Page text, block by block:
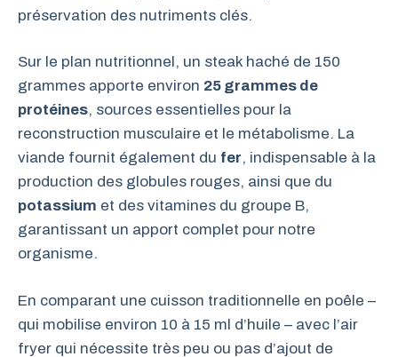
préservation des nutriments clés.
Sur le plan nutritionnel, un steak haché de 150
grammes apporte environ 25 grammes de
protéines, sources essentielles pour la
reconstruction musculaire et le métabolisme. La
viande fournit également du fer, indispensable à la
production des globules rouges, ainsi que du
potassium et des vitamines du groupe B,
garantissant un apport complet pour notre
organisme.
En comparant une cuisson traditionnelle en poêle –
qui mobilise environ 10 à 15 ml d’huile – avec l’air
fryer qui nécessite très peu ou pas d’ajout de